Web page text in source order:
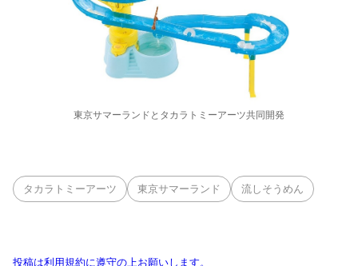
東京サマーランドとタカラトミーアーツ共同開発
タカラトミーアーツ 東京サマーランド 流しそうめん